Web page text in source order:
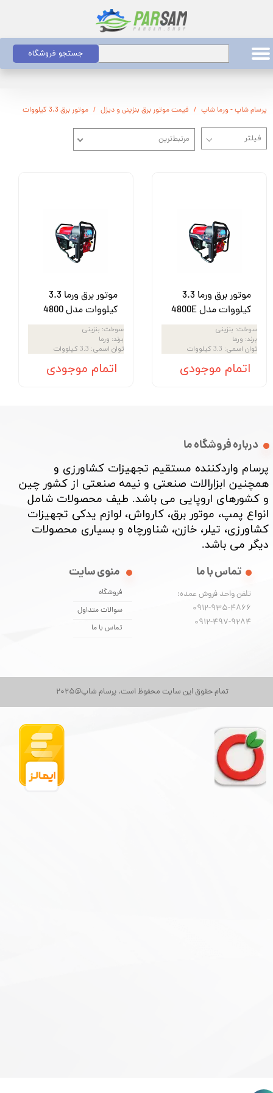
جستجو فروشگاه
پرسام شاپ - ورما شاپ قیمت موتور برق بنزینی و دیزل موتور برق 3.3 کیلووات
مرتبط‌ترین
موتور برق ورما 3.3
کیلووات مدل 4800E
سوخت: بنزینی
برند: ورما
توان اسمی: 3.3 کیلووات
اتمام موجودی
موتور برق ورما 3.3
کیلووات مدل 4800
سوخت: بنزینی
برند: ورما
توان اسمی: 3.3 کیلووات
اتمام موجودی
تمام حقوق این سایت محفوظ است. پرسام شاپ@2025
درباره فروشگاه ما
پرسام واردکننده مستقیم تجهیزات کشاورزی و
همچنین ابزارالات صنعتی و نیمه صنعتی از کشور چین
و کشورهای اروپایی می باشد. طیف محصولات شامل
انواع پمپ، موتور برق، کارواش، لوازم یدکی تجهیزات
کشاورزی، تیلر، خازن، شناورچاه و بسیاری محصولات
دیگر می باشد. ​​​​​​​
منوی سایت
فروشگاه
سوالات متداول
تماس با ما
تماس با ما
تلفن واحد فروش عمده:
0912-935-4866
​​​​​​​0912-497-9284